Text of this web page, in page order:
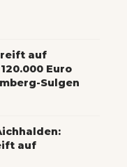
auf
Euro
Sulgen
auf